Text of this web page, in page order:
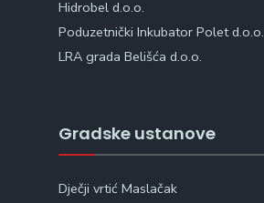
Hidrobel d.o.o.
Poduzetnički Inkubator Polet d.o.o.
LRA grada Belišća d.o.o.
Gradske ustanove
Dječji vrtić Maslačak